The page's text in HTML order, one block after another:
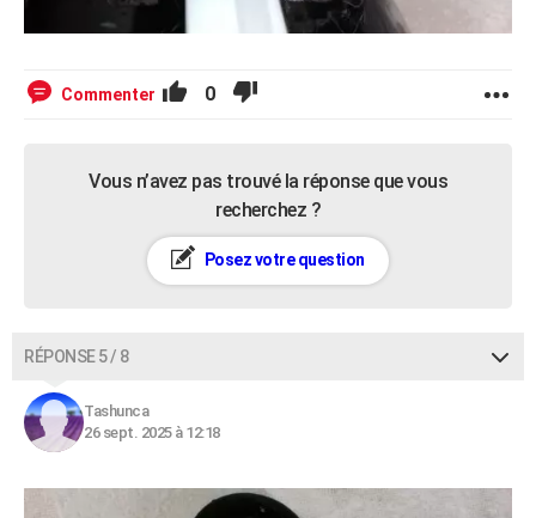
Commenter 0
Vous n’avez pas trouvé la réponse que vous
recherchez ?
Posez votre question
RÉPONSE 5 / 8
Tashunca
26 sept. 2025 à 12:18